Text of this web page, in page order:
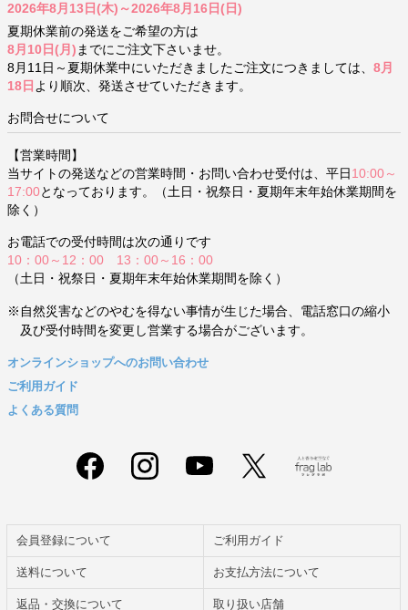
2026年8月13日(木)～2026年8月16日(日)
夏期休業前の発送をご希望の方は
8月10日(月) までにご注文下さいませ。
8月11日～夏期休業中にいただきましたご注文につきましては、 8月
18日 より順次、発送させていただきます。
お問合せについて
【営業時間】
当サイトの発送などの営業時間・お問い合わせ受付は、平日 10:00～
17:00となっております。（土日・祝祭日・夏期年末年始休業期間を
除く）
お電話での受付時間は次の通りです
10：00～12：00 13：00～16：00
（土日・祝祭日・夏期年末年始休業期間を除く）
※自然災害などのやむを得ない事情が生じた場合、電話窓口の縮小
及び受付時間を変更し営業する場合がございます。
オンラインショップへのお問い合わせ
ご利用ガイド
よくある質問
会員登録について ご利用ガイド
送料について お支払方法について
返品・交換について 取り扱い店舗